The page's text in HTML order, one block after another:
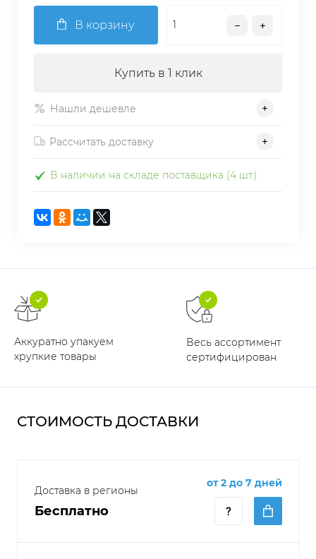
В корзину
Купить в 1 клик
Нашли дешевле
Рассчитать доставку
В наличии на складе поставщика (4 шт.)
Аккуратно упакуем
хрупкие товары
Весь ассортимент
сертифицирован
СТОИМОСТЬ ДОСТАВКИ
Доставка в регионы
Бесплатно
от 2 до 7 дней